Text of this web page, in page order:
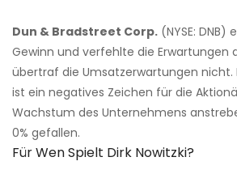
Dun & Bradstreet Corp. (NYSE: DNB)
Gewinn und verfehlte die Erwartungen
übertraf die Umsatzerwartungen nicht.
ist ein negatives Zeichen für die
Wachstum des Unternehmens
0% gefallen.
Für Wen Spielt Dirk Nowitzki?